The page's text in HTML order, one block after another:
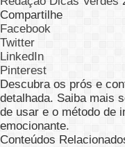
Compartilhe
Facebook
Twitter
LinkedIn
Pinterest
Descubra os prós e
detalhada. Saiba mais
de usar e o método de
emocionante.
Conteúdos